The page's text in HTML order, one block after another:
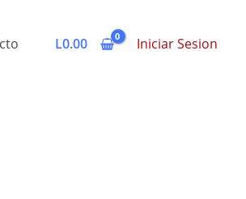
L0.00 Iniciar Sesion